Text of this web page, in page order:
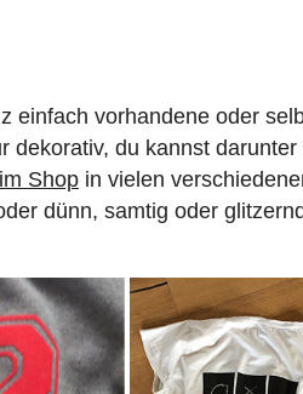
einfach vorhandene oder
dekorativ, du kannst
Shop in vielen
dünn, samtig oder